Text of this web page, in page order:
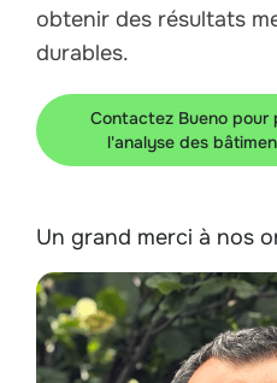
obtenir des résultats
durables.
Contactez Bueno pour
l'analyse des
Un grand merci à nos